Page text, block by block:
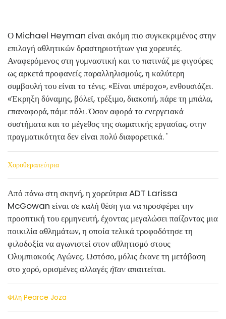
Ο Michael Heyman είναι ακόμη πιο συγκεκριμένος στην
επιλογή αθλητικών δραστηριοτήτων για χορευτές.
Αναφερόμενος στη γυμναστική και το πατινάζ με φιγούρες
ως αρκετά προφανείς παραλληλισμούς, η καλύτερη
συμβουλή του είναι το τένις. «Είναι υπέροχο», ενθουσιάζει.
«Έκρηξη δύναμης, βόλεϊ, τρέξιμο, διακοπή, πάρε τη μπάλα,
επαναφορά, πάμε πάλι. Όσον αφορά τα ενεργειακά
συστήματα και το μέγεθος της σωματικής εργασίας, στην
πραγματικότητα δεν είναι πολύ διαφορετικά. '
Χοροθεραπεύτρια
Από πάνω στη σκηνή, η χορεύτρια ADT Larissa
McGowan είναι σε καλή θέση για να προσφέρει την
προοπτική του ερμηνευτή, έχοντας μεγαλώσει παίζοντας μια
ποικιλία αθλημάτων, η οποία τελικά τροφοδότησε τη
φιλοδοξία να αγωνιστεί στον αθλητισμό στους
Ολυμπιακούς Αγώνες. Ωστόσο, μόλις έκανε τη μετάβαση
στο χορό, ορισμένες αλλαγέςήταναπαιτείται.
Φίλη Pearce Joza